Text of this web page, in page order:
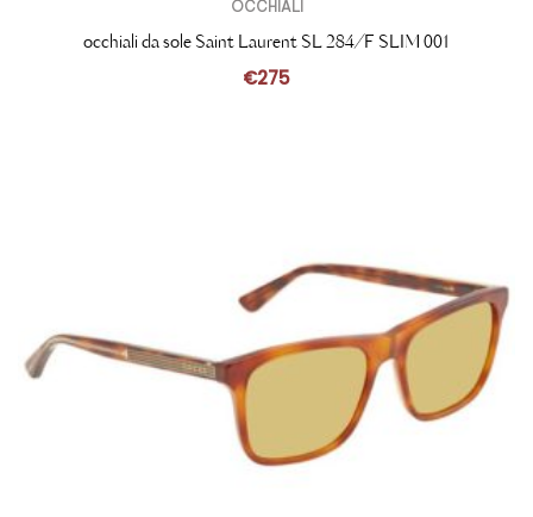
OCCHIALI
occhiali da sole Saint Laurent SL 284/F SLIM 001
€275